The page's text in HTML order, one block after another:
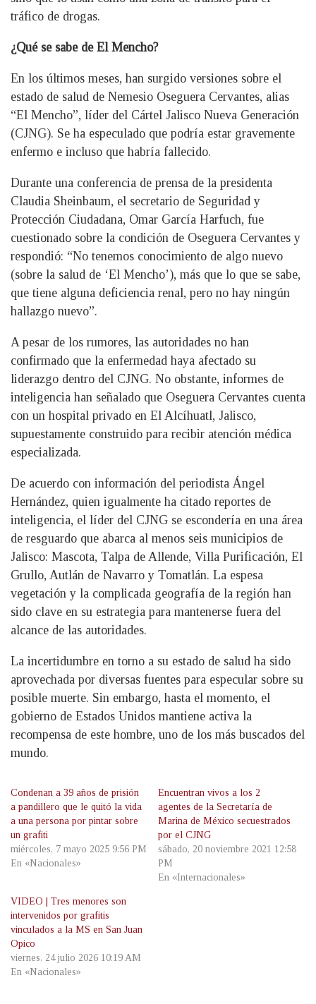
tráfico de drogas.
¿Qué se sabe de El Mencho?
En los últimos meses, han surgido versiones sobre el
estado de salud de Nemesio Oseguera Cervantes, alias
“El Mencho”, líder del Cártel Jalisco Nueva Generación
(CJNG). Se ha especulado que podría estar gravemente
enfermo e incluso que habría fallecido.
Durante una conferencia de prensa de la presidenta
Claudia Sheinbaum, el secretario de Seguridad y
Protección Ciudadana, Omar García Harfuch, fue
cuestionado sobre la condición de Oseguera Cervantes y
respondió: “No tenemos conocimiento de algo nuevo
(sobre la salud de ‘El Mencho’), más que lo que se sabe,
que tiene alguna deficiencia renal, pero no hay ningún
hallazgo nuevo”.
A pesar de los rumores, las autoridades no han
confirmado que la enfermedad haya afectado su
liderazgo dentro del CJNG. No obstante, informes de
inteligencia han señalado que Oseguera Cervantes cuenta
con un hospital privado en El Alcíhuatl, Jalisco,
supuestamente construido para recibir atención médica
especializada.
De acuerdo con información del periodista Ángel
Hernández, quien igualmente ha citado reportes de
inteligencia, el líder del CJNG se escondería en una área
de resguardo que abarca al menos seis municipios de
Jalisco: Mascota, Talpa de Allende, Villa Purificación, El
Grullo, Autlán de Navarro y Tomatlán. La espesa
vegetación y la complicada geografía de la región han
sido clave en su estrategia para mantenerse fuera del
alcance de las autoridades.
La incertidumbre en torno a su estado de salud ha sido
aprovechada por diversas fuentes para especular sobre su
posible muerte. Sin embargo, hasta el momento, el
gobierno de Estados Unidos mantiene activa la
recompensa de este hombre, uno de los más buscados del
mundo.
Condenan a 39 años de prisión
a pandillero que le quitó la vida
a una persona por pintar sobre
un grafiti
miércoles, 7 mayo 2025 9:56 PM
En «Nacionales»
Encuentran vivos a los 2
agentes de la Secretaría de
Marina de México secuestrados
por el CJNG
sábado, 20 noviembre 2021 12:58
PM
En «Internacionales»
VIDEO | Tres menores son
intervenidos por grafitis
vinculados a la MS en San Juan
Opico
viernes, 24 julio 2026 10:19 AM
En «Nacionales»